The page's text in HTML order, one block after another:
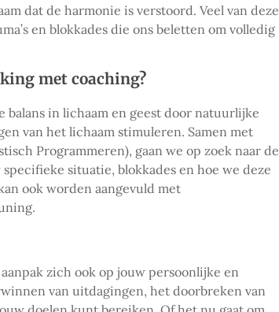
dat de harmonie is verstoord. Veel van deze
en blokkades die ons beletten om volledig
met coaching?
in lichaam en geest door natuurlijke
van het lichaam stimuleren. Samen met
Programmeren), gaan we op zoek naar de
situatie, blokkades en hoe we deze
ook worden aangevuld met
zich ook op jouw persoonlijke en
van uitdagingen, het doorbreken van